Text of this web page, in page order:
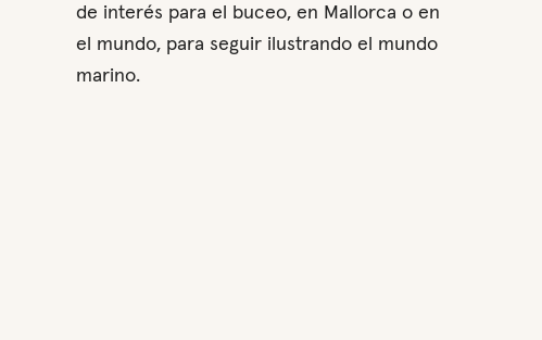
de interés para el buceo, en Mallorca o en
el mundo, para seguir ilustrando el mundo
marino.